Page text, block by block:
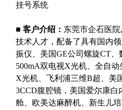
挂号系统
■ 客户介绍： 东莞市企石医院
技术人才，配备了具有国内
振仪、美国GE公司螺旋CT
500mA双电视X光机、全自
X光机、飞利浦三维B超、美
3CCD腹腔镜，美国爱尔康白
舱、欧美达麻醉机、新生儿